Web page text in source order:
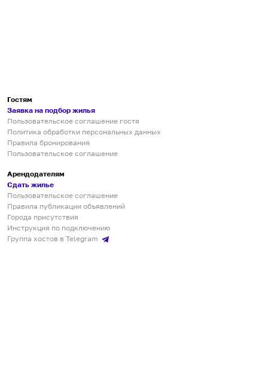
Гостям
Заявка на подбор жилья
Пользовательское соглашение гостя
Политика обработки персональных данных
Правила бронирования
Пользовательское соглашение
Арендодателям
Сдать жилье
Пользовательское соглашение
Правила публикации объявлений
Города присутствия
Инструкция по подключению
Группа хостов в Telegram